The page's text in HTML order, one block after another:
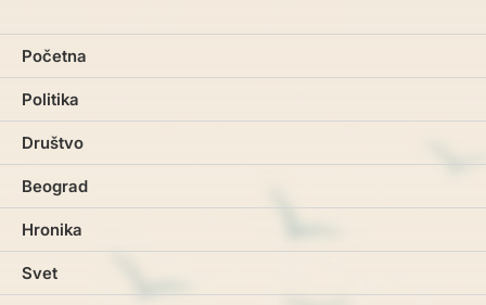
Početna
Politika
Društvo
Beograd
Hronika
Svet